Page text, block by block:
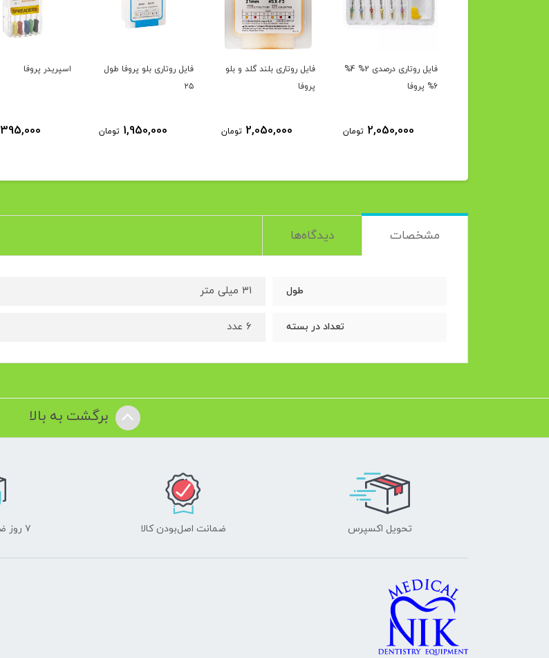
فایل روتاری درصدی 2% 4%
6% پروفا
2,050,000 تومان
فایل روتاری بلند گلد و بلو
پروفا
2,050,000 تومان
فایل روتاری بلو پروفا طول
۲۵
1,950,000 تومان
اسپریدر پروفا
395,000
مشخصات دیدگاه‌ها
طول ۳۱ میلی متر
تعداد در بسته ۶ عدد
برگشت به بالا
تحویل اکسپرس ضمانت اصل‌بودن کالا ۷ روز ضمانت بازگشت